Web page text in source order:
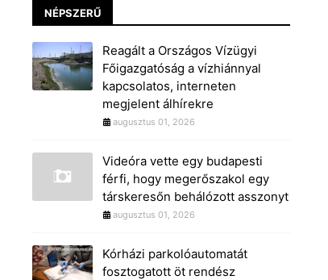
NÉPSZERŰ
Reagált a Országos Vízügyi
Főigazgatóság a vízhiánnyal
kapcsolatos, interneten
megjelent álhírekre
augusztus 01, 2026
Videóra vette egy budapesti
férfi, hogy megerőszakol egy
társkeresőn behálózott asszonyt
augusztus 01, 2026
Kórházi parkolóautomatát
fosztogatott öt rendész